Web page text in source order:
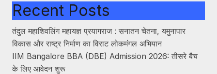
Recent Posts
तंदुल महाशिवलिंग महायज्ञ प्रयागराज : सनातन चेतना, यमुनापार
विकास और राष्ट्र निर्माण का विराट लोकमंगल अभियान
IIM Bangalore BBA (DBE) Admission 2026: तीसरे बैच
के लिए आवेदन शुरू